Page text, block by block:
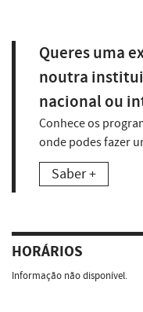
Queres uma
noutra
nacional ou
Conhece os
onde podes fazer
Saber +
HORÁRIOS
Informação não disponível.